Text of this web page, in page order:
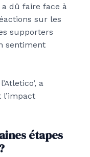
dû faire face à
sur les
supporters
sentiment
a
étapes